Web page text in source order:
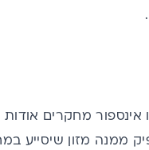
נערכו אינספור
ממנה מזון שיסייע